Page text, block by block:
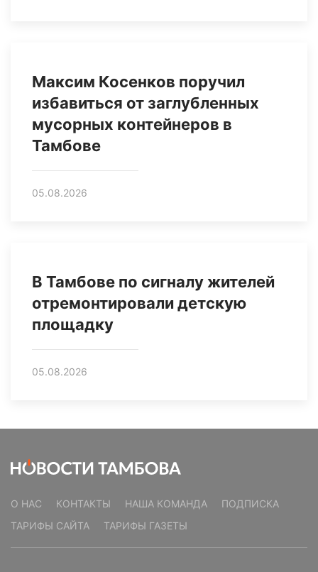
Максим Косенков поручил
избавиться от заглубленных
мусорных контейнеров в
Тамбове
05.08.2026
В Тамбове по сигналу жителей
отремонтировали детскую
площадку
05.08.2026
О НАС КОНТАКТЫ НАША КОМАНДА
ПОДПИСКА
ТАРИФЫ САЙТА
ТАРИФЫ ГАЗЕТЫ